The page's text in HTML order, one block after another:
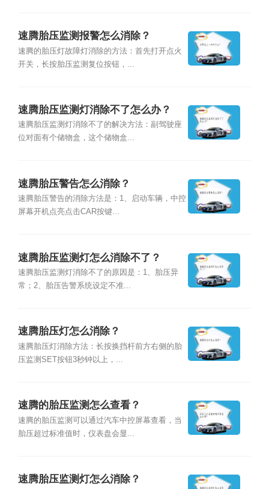
速腾胎压监测报警怎么消除？
速腾的胎压灯故障灯消除的方法：首先打开点火
开关，长按胎压监测复位按钮，...
速腾胎压监测灯消除不了怎么办？
速腾胎压监测灯消除不了的解决方法：副驾驶座
位对面有个储物盒，这个储物盒...
速腾胎压警告怎么消除？
速腾胎压警告的消除方法是：1、启动车辆，中控
屏幕开机点亮点击CAR按键...
速腾胎压监测灯怎么消除不了？
速腾胎压监测灯消除不了的原因是：1、胎压异
常；2、胎压告警系统设定不准...
速腾胎压灯怎么消除？
速腾胎压灯消除方法：长按换挡杆前方右侧的胎
压监测SET按钮3秒钟以上，...
速腾的胎压监测怎么查看？
速腾的胎压监测可以通过汽车中控屏幕查看，当
胎压超过标准值时，仪表盘会显...
速腾胎压监测灯怎么消除？